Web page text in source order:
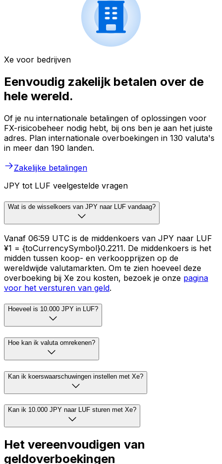
Xe voor bedrijven
Eenvoudig zakelijk betalen over de
hele wereld.
Of je nu internationale betalingen of oplossingen voor
FX-risicobeheer nodig hebt, bij ons ben je aan het juiste
adres. Plan internationale overboekingen in 130 valuta's
in meer dan 190 landen.
Zakelijke betalingen
JPY tot LUF veelgestelde vragen
Wat is de wisselkoers van JPY naar LUF vandaag?
Vanaf 06:59 UTC is de middenkoers van JPY naar LUF
¥1 = {toCurrencySymbol}0.2211. De middenkoers is het
midden tussen koop- en verkoopprijzen op de
wereldwijde valutamarkten. Om te zien hoeveel deze
overboeking bij Xe zou kosten, bezoek je onze pagina
voor het versturen van geld.
Hoeveel is 10.000 JPY in LUF?
Hoe kan ik valuta omrekenen?
Kan ik koerswaarschuwingen instellen met Xe?
Kan ik 10.000 JPY naar LUF sturen met Xe?
Het vereenvoudigen van
geldoverboekingen